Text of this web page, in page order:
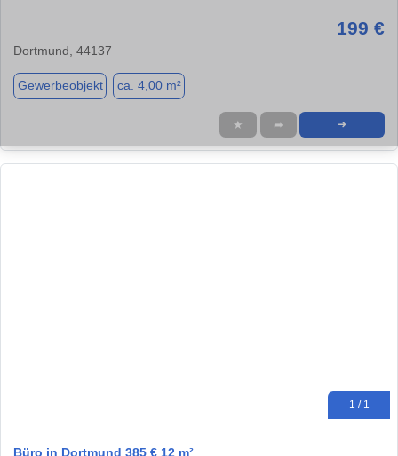
199 €
Dortmund, 44137
Gewerbeobjekt ca. 4,00 m²
★ ➦ ➜
1 / 1
Büro in Dortmund 385 € 12 m²